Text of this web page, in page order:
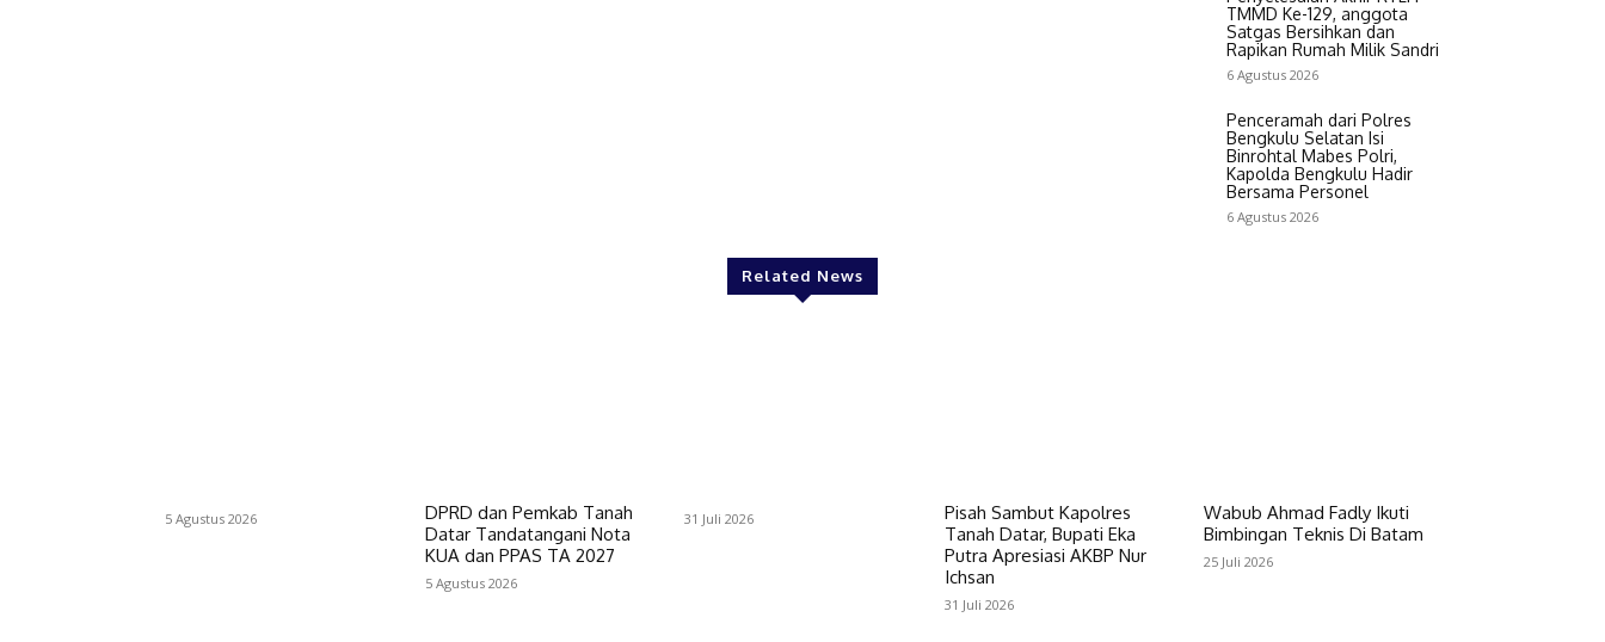
TMMD Ke-129, anggota
Satgas Bersihkan dan
Rapikan Rumah Milik Sandri
6 Agustus 2026
Penceramah dari Polres
Bengkulu Selatan Isi
Binrohtal Mabes Polri,
Kapolda Bengkulu Hadir
Bersama Personel
6 Agustus 2026
Related News
5 Agustus 2026
DPRD dan Pemkab Tanah
Datar Tandatangani Nota
KUA dan PPAS TA 2027
5 Agustus 2026
31 Juli 2026
Pisah Sambut Kapolres
Tanah Datar, Bupati Eka
Putra Apresiasi AKBP Nur
Ichsan
31 Juli 2026
Wabub Ahmad Fadly Ikuti
Bimbingan Teknis Di Batam
25 Juli 2026